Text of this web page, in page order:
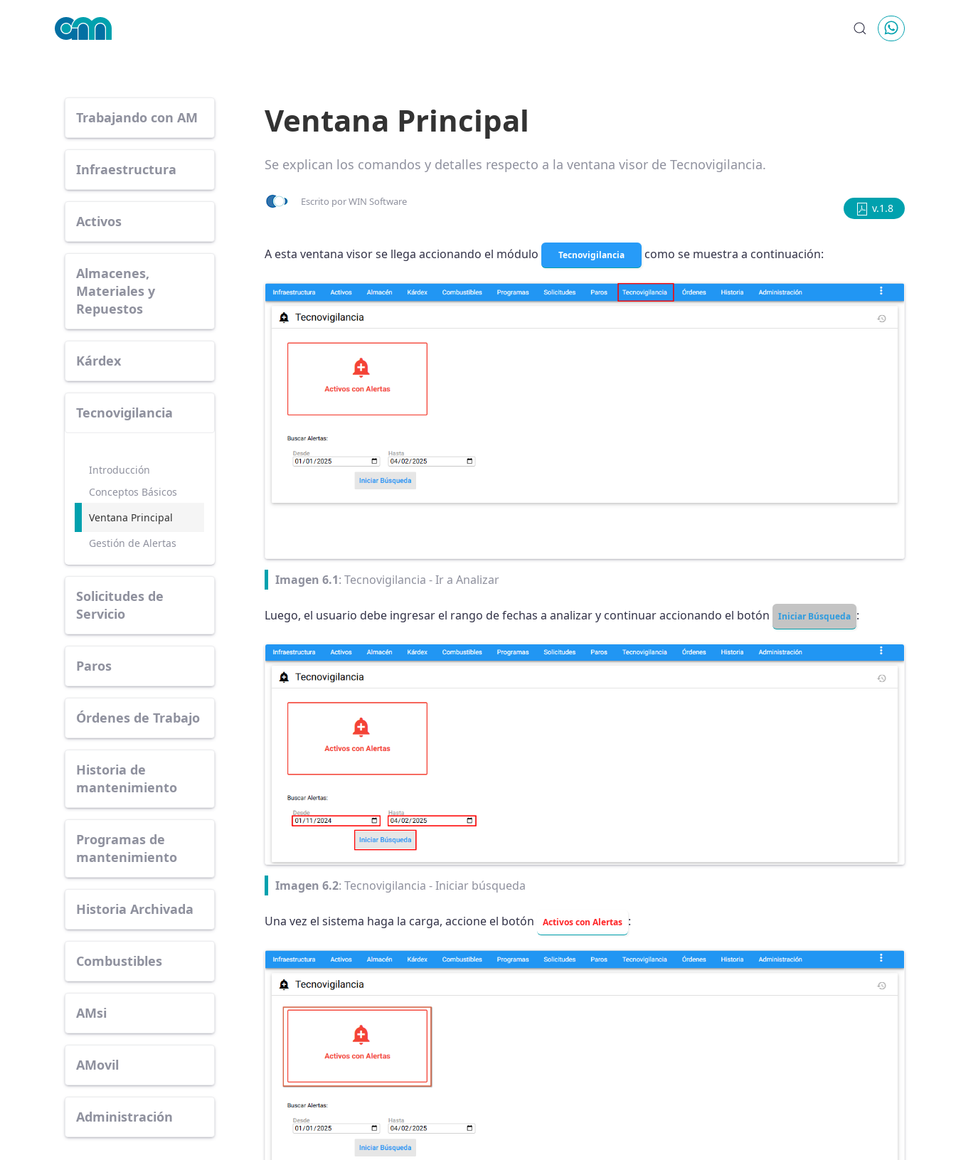
Trabajando con AM
Infraestructura
Activos
Almacenes,
Materiales y
Repuestos
Kárdex
Tecnovigilancia
Introducción
Conceptos Básicos
Ventana Principal
Gestión de Alertas
Solicitudes de
Servicio
Paros
Órdenes de Trabajo
Historia de
mantenimiento
Programas de
mantenimiento
Historia Archivada
Combustibles
AMsi
AMovil
Administración
Ventana Principal
Se explican los comandos y detalles respecto a la ventana visor de Tecnovigilancia.
Escrito porWIN Software v.1.8
A esta ventana visor se llega accionando el módulo Tecnovigilancia como se muestra a continuación:
Imagen 6.1: Tecnovigilancia - Ir a Analizar
Luego, el usuario debe ingresar el rango de fechas a analizar y continuar accionando el botón Iniciar Búsqueda :
Imagen 6.2: Tecnovigilancia - Iniciar búsqueda
Una vez el sistema haga la carga, accione el botón Activos con Alertas :